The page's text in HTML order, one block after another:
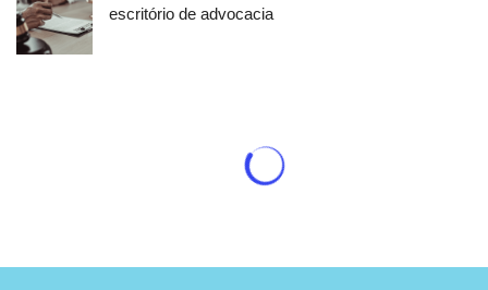
escritório de advocacia